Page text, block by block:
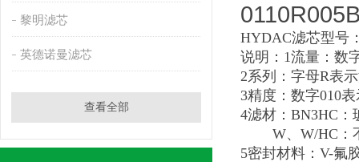
黎明滤芯
英德诺曼滤芯
查看全部
HYDAC滤芯型号
说明：1流量：数
2系列：字母R表
3精度：数字010
4滤材：BN3HC：
W、W/HC：
5密封材料：V-氟